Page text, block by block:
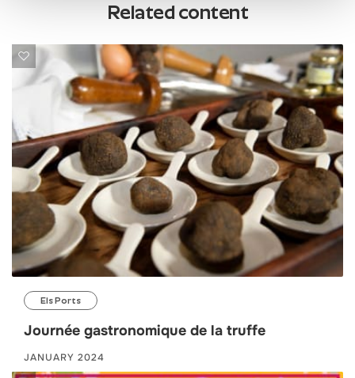
Related content
Els Ports
Journée gastronomique de la truffe
JANUARY 2024